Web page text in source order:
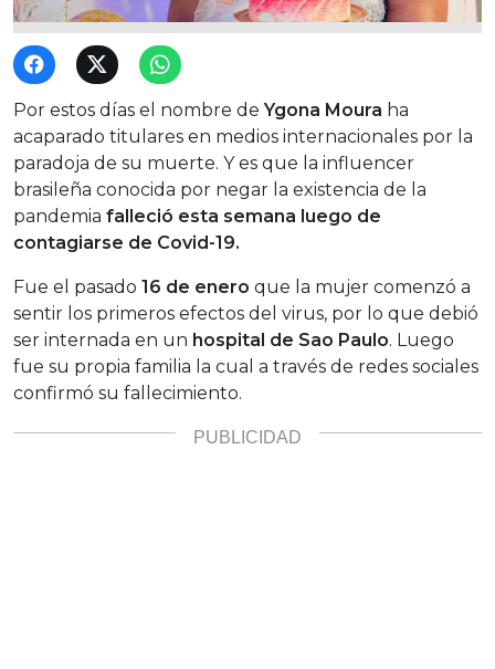
Por estos días el nombre de Ygona Moura ha
acaparado titulares en medios internacionales por la
paradoja de su muerte. Y es que la influencer
brasileña conocida por negar la existencia de la
pandemia falleció esta semana luego de
contagiarse de Covid-19.
Fue el pasado 16 de enero que la mujer comenzó a
sentir los primeros efectos del virus, por lo que debió
ser internada en un hospital de Sao Paulo. Luego
fue su propia familia la cual a través de redes sociales
confirmó su fallecimiento.